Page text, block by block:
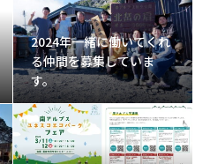
2024年一緒に働いてくれ
る仲間を募集していま
す。